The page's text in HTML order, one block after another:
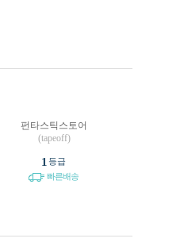
펀타스틱스토어
(tapeoff)
1 등급
빠른배송